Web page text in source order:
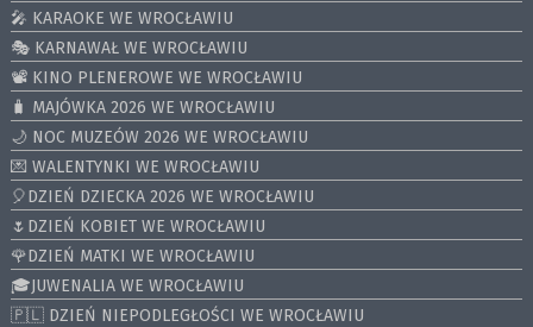
🎤 KARAOKE WE WROCŁAWIU
🎭 KARNAWAŁ WE WROCŁAWIU
📽️ KINO PLENEROWE WE WROCŁAWIU
🧳 MAJÓWKA 2026 WE WROCŁAWIU
🌙 NOC MUZEÓW 2026 WE WROCŁAWIU
💌 WALENTYNKI WE WROCŁAWIU
🎈DZIEŃ DZIECKA 2026 WE WROCŁAWIU
🌷DZIEŃ KOBIET WE WROCŁAWIU
🌹DZIEŃ MATKI WE WROCŁAWIU
🎓JUWENALIA WE WROCŁAWIU
🇵🇱 DZIEŃ NIEPODLEGŁOŚCI WE WROCŁAWIU